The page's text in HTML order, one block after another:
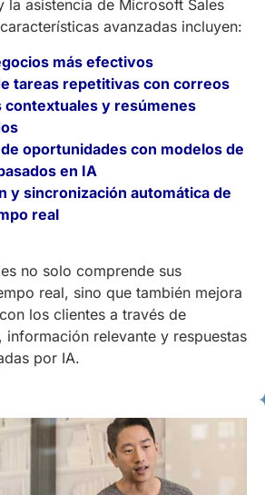
la asistencia de Microsoft Sales
avanzadas incluyen:
más efectivos
tareas repetitivas con correos
contextuales y resúmenes
oportunidades con modelos de
en IA
y sincronización automática de
real
no solo comprende sus
real, sino que también mejora
los clientes a través de
información relevante y respuestas
por IA.